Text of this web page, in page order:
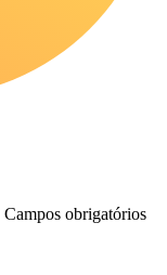
Campos obrigatórios